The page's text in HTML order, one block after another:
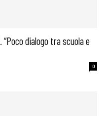
dialogo tra scuola e
0